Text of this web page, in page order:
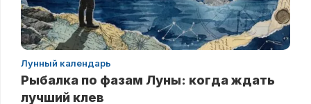
Лунный календарь
Рыбалка по фазам Луны: когда ждать
лучший клев